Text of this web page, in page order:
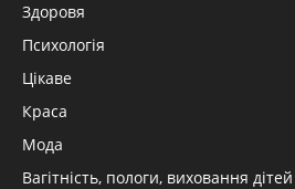
Здоровя
Психологія
Цікаве
Краса
Мода
Вагітність, пологи, виховання дітей